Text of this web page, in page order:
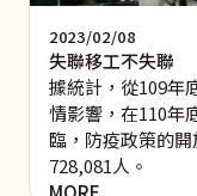
2023/02/08
失聯移工不失聯
據統計，從109年
情影響，在110年
臨，防疫政策的
728,081人。